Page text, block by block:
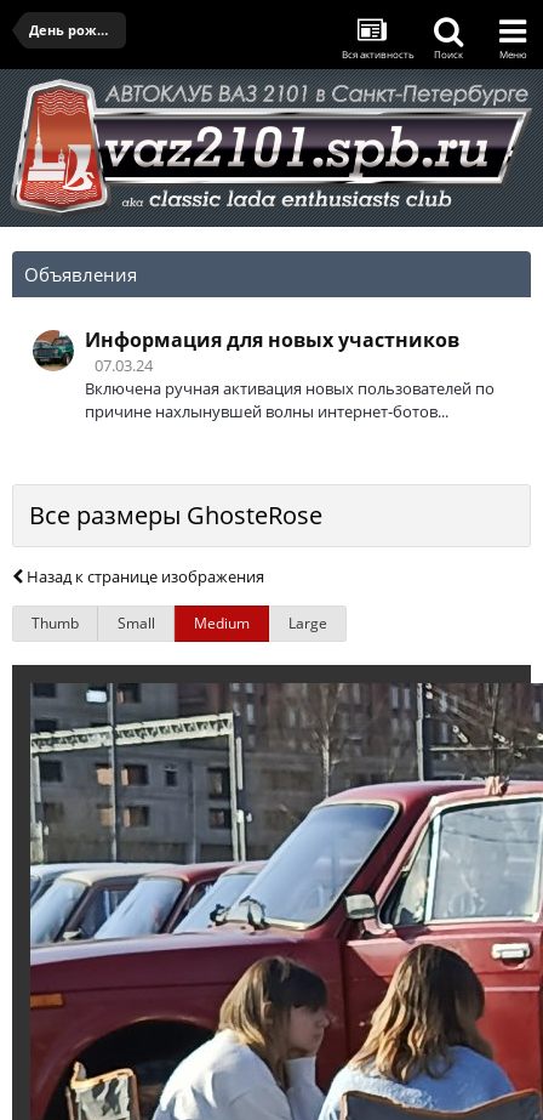
День рождения клуба - 28.03.2026
Вся активность Поиск Меню
Объявления
Информация для новых участников
07.03.24
Включена ручная активация новых пользователей по
причине нахлынувшей волны интернет-ботов...
Все размеры GhosteRose
Назад к странице изображения
Thumb Small Medium Large